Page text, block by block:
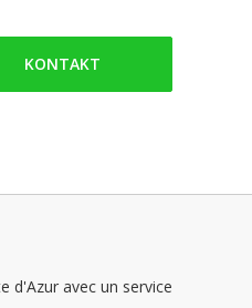
KONTAKT
d'Azur avec un service